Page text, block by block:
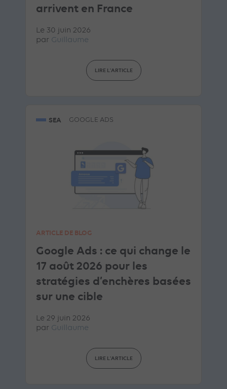
arrivent en France
Le 30 juin 2026
par Guillaume
LIRE L'ARTICLE
SEA GOOGLE ADS
ARTICLE DE BLOG
Google Ads : ce qui change le
17 août 2026 pour les
stratégies d’enchères basées
sur une cible
Le 29 juin 2026
par Guillaume
LIRE L'ARTICLE